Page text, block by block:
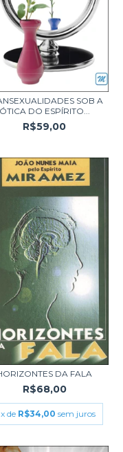
SOB A
ÓTICA DO ESPÍRITO...
R$59,00
DA FALA
R$68,00
x de R$34,00 sem juros